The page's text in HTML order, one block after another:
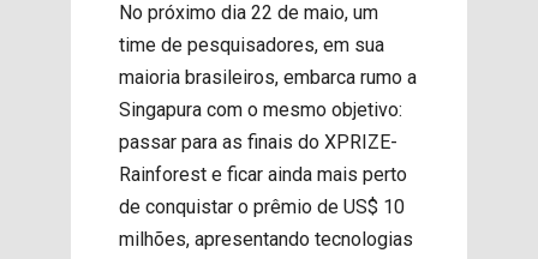
No próximo dia 22 de maio, um
time de pesquisadores, em sua
maioria brasileiros, embarca rumo a
Singapura com o mesmo objetivo:
passar para as finais do XPRIZE-
Rainforest e ficar ainda mais perto
de conquistar o prêmio de US$ 10
milhões, apresentando tecnologias